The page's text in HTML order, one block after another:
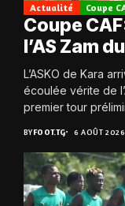
Actualité Coupe
Coupe
l’AS Zam
L’ASKO de Kara
écoulée vérite de
premier tour
BYFOOT.TG 6 AOÛT 2026